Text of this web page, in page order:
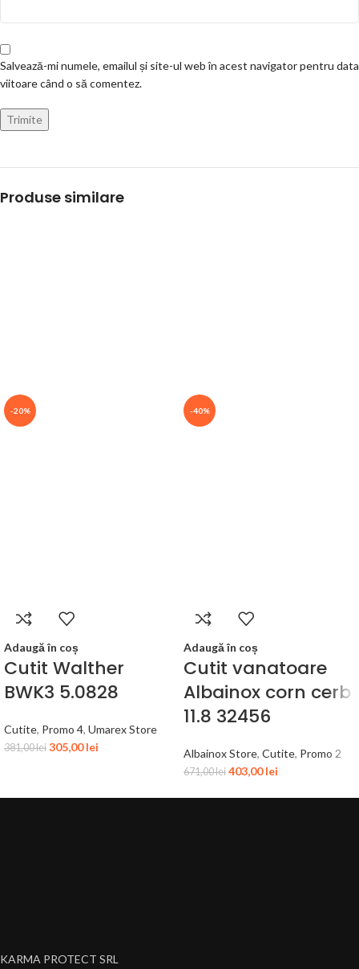
Salvează-mi numele, emailul și site-ul web în acest navigator pentru data
viitoare când o să comentez.
Produse similare
-20%
Adaugă în coș
Cutit Walther
BWK3 5.0828
Cutite, Promo 4, Umarex Store
381,00lei 305,00lei
-40%
Adaugă în coș
Cutit vanatoare
Albainox corn cerb
11.8 32456
Albainox Store, Cutite, Promo 2
671,00lei 403,00lei
KARMA PROTECT SRL